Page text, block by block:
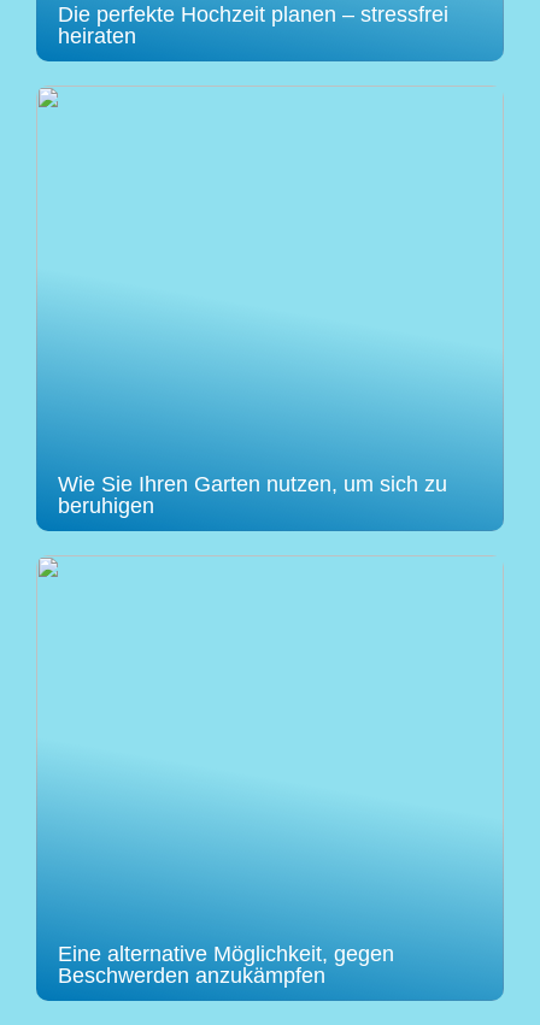
Die perfekte Hochzeit planen – stressfrei
heiraten
Wie Sie Ihren Garten nutzen, um sich zu
beruhigen
Eine alternative Möglichkeit, gegen
Beschwerden anzukämpfen